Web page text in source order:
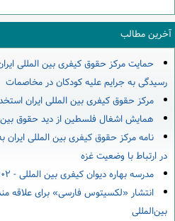
آخرین مطالب
حمایت مرکز حقوق کیفری بین المللی
رسیدگی به جرایم علیه کودکان در مخاصمات
مرکز حقوق کیفری بین المللی ایران
همایش اشغال فلسطین از دید حقوق بین
نامه مرکز حقوق کیفری بین المللی ایران
در ارتباط با وضعیت غزه
مدرسه بهاره دیوان کیفری بین المللی - ۱۴۰۲
انتشار «لکسیتوس فارسی» برای علاقه
بین‌المللی